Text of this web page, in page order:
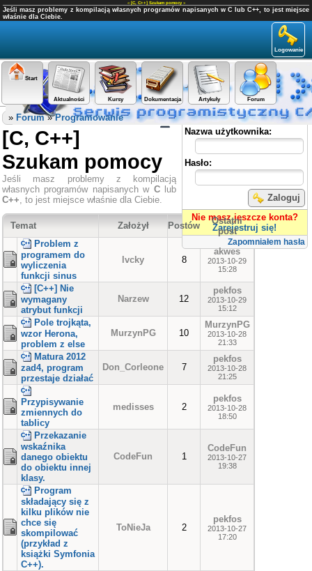
« [C, C++] Szukam pomocy»
Jeśli masz problemy z kompilacją własnych programów napisanych w C lub C++, to jest miejsce
właśnie dla Ciebie.
Logowanie
Start
Aktualności Kursy Dokumentacja Artykuły Forum
Panel użytkownika
Nazwa użytkownika:
Hasło:
Zaloguj
Nie masz jeszcze konta?
Zarejestruj się!
Zapomniałem hasła
» Forum»Programowanie
[C, C++]
Szukam pomocy
Jeśli masz problemy z kompilacją
własnych programów napisanych w Club
C++, to jest miejsce właśnie dla Ciebie.
Temat Założył Postów
Ostatni
post
Problem z
programem do
wyliczenia
funkcji sinus
lvcky 8
akwes
2013-10-29
15:28
[C++] Nie
wymagany
atrybut funkcji
Narzew 12
pekfos
2013-10-29
15:12
Pole trojkąta,
wzor Herona,
problem z else
MurzynPG 10
MurzynPG
2013-10-28
21:33
Matura 2012
zad4, program
przestaje działać
Don_Corleone 7
pekfos
2013-10-28
21:25
Przypisywanie
zmiennych do
tablicy
medisses 2
pekfos
2013-10-28
18:50
Przekazanie
wskaźnika
danego obiektu
do obiektu innej
klasy.
CodeFun 1
CodeFun
2013-10-27
19:38
Program
składający się z
kilku plików nie
chce się
skompilować
(przykład z
książki Symfonia
C++).
ToNieJa 2
pekfos
2013-10-27
17:20